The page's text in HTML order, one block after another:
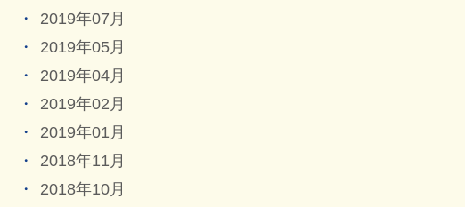
2019年07月
2019年05月
2019年04月
2019年02月
2019年01月
2018年11月
2018年10月